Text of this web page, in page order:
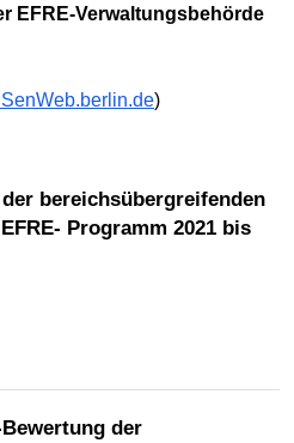
EFRE-Verwaltungsbehörde
)
bereichsübergreifenden
Programm 2021 bis
der